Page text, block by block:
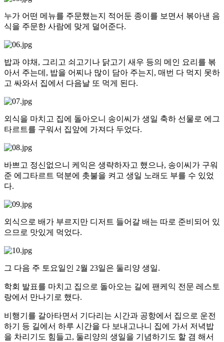
누가 어떤 메뉴를 주문했는지 적어둔 종이를 보면서 볶아낸 음
식을 주문한 사람에 맞게 덜어준다.
밥과 야채, 그리고 쇠고기나 닭고기 새우 등의 메인 요리를 볶
아서 주는데, 밥을 어찌나 많이 담아 주는지, 매번 다 먹지 못하
고 싸와서 집에서 다음날 또 먹게 된다.
외식을 마치고 집에 돌아오니 송이씨가 생일 축하 선물로 에그
타르트를 구워서 집앞에 가져다 두었다.
바쁘고 정신없으니 케익은 생략하자고 했으나, 송이씨가 구워
준 에그타르트 덕분에 촛불을 켜고 생일 노래도 부를 수 있었
다.
외식으로 배가 부르지만 디저트 들어갈 배는 따로 준비되어 있
으므로 맛있게 먹었다.
그 다음 주 토요일인 2월 23일은 둘리양 생일.
학회 발표를 마치고 집으로 돌아오는 길에 팬케익 전문 레스토
랑에서 만나기로 했다.
비행기를 갈아타면서 기다리는 시간과 공항에서 집으로 운전
하기 등 길에서 하루 시간을 다 보내고나니 집에 가서 저녁밥
을 차리기도 힘들고, 둘리양의 생일을 기념하기도 할 겸 해서